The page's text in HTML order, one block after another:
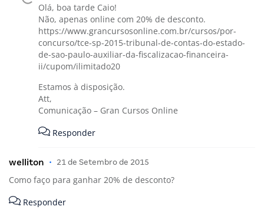
Olá, boa tarde Caio!
Não, apenas online com 20% de desconto.
https://www.grancursosonline.com.br/cursos/por-
concurso/tce-sp-2015-tribunal-de-contas-do-estado-
de-sao-paulo-auxiliar-da-fiscalizacao-financeira-
ii/cupom/ilimitado20
Estamos à disposição.
Att,
Comunicação – Gran Cursos Online
Responder
welliton • 21 de Setembro de 2015
Como faço para ganhar 20% de desconto?
Responder